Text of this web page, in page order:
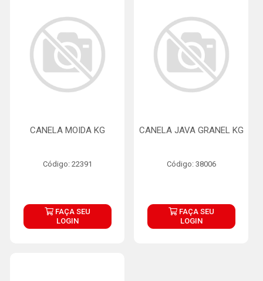
CANELA MOIDA KG
Código: 22391
FAÇA SEU
LOGIN
CANELA JAVA GRANEL KG
Código: 38006
FAÇA SEU
LOGIN